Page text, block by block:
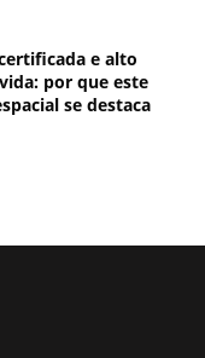
e alto
por que este
se destaca